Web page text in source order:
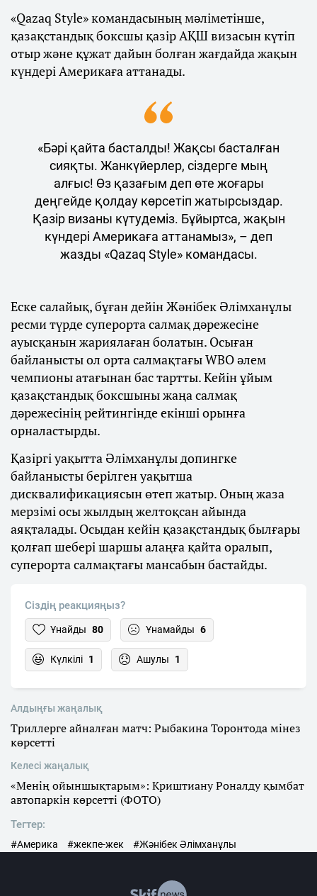
«Qazaq Style» командасының мәліметінше,
қазақстандық боксшы қазір АҚШ визасын күтіп
отыр және құжат дайын болған жағдайда жақын
күндері Америкаға аттанады.
«Бәрі қайта басталды! Жақсы басталған
сияқты. Жанкүйерлер, сіздерге мың
алғыс! Өз қазағым деп өте жоғары
деңгейде қолдау көрсетіп жатырсыздар.
Қазір визаны күтудеміз. Бұйыртса, жақын
күндері Америкаға аттанамыз», – деп
жазды «Qazaq Style» командасы.
Еске салайық, бұған дейін Жәнібек Әлімханұлы
ресми түрде суперорта салмақ дәрежесіне
ауысқанын жариялаған болатын. Осыған
байланысты ол орта салмақтағы WBO әлем
чемпионы атағынан бас тартты. Кейін ұйым
қазақстандық боксшыны жаңа салмақ
дәрежесінің рейтингінде екінші орынға
орналастырды.
Қазіргі уақытта Әлімханұлы допингке
байланысты берілген уақытша
дисквалификациясын өтеп жатыр. Оның жаза
мерзімі осы жылдың желтоқсан айында
аяқталады. Осыдан кейін қазақстандық былғары
қолғап шебері шаршы алаңға қайта оралып,
суперорта салмақтағы мансабын бастайды.
Сіздің реакцияңыз?
Ұнайды 80 Ұнамайды 6
Күлкілі 1 Ашулы 1
Алдыңғы жаңалық
Триллерге айналған матч: Рыбакина Торонтода мінез
көрсетті
Келесі жаңалық
«Менің ойыншықтарым»: Криштиану Роналду қымбат
автопаркін көрсетті (ФОТО)
Тегтер:
#Америка #жекпе-жек #Жәнібек Әлімханұлы